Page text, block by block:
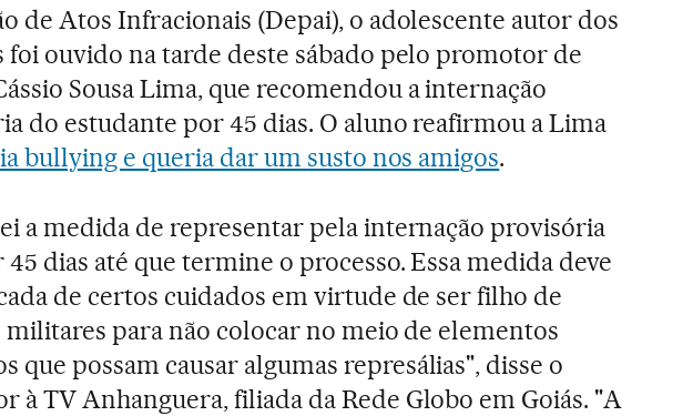
de Atos Infracionais (Depai), o adolescente autor dos
foi ouvido na tarde deste sábado pelo promotor de
Sousa Lima, que recomendou a internação
do estudante por 45 dias. O aluno reafirmou a Lima
bullying e queria dar um susto nos amigos.
a medida de representar pela internação provisória
dias até que termine o processo. Essa medida deve
de certos cuidados em virtude de ser filho de
para não colocar no meio de elementos
que possam causar algumas represálias", disse o
à TV Anhanguera, filiada da Rede Globo em Goiás. "A